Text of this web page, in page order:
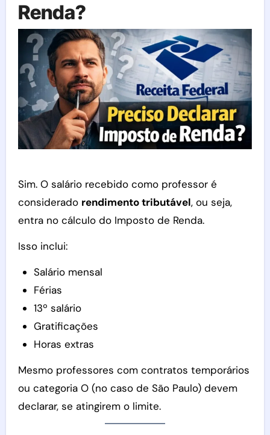
Renda?
Sim. O salário recebido como professor é
considerado rendimento tributável, ou seja,
entra no cálculo do Imposto de Renda.
Isso inclui:
Salário mensal
Férias
13º salário
Gratificações
Horas extras
Mesmo professores com contratos temporários
ou categoria O (no caso de São Paulo) devem
declarar, se atingirem o limite.